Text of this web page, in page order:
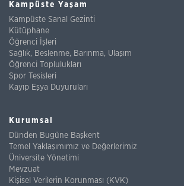
Kampüste Yaşam
Kampüste Sanal Gezinti
Kütüphane
Öğrenci İşleri
Sağlık, Beslenme, Barınma, Ulaşım
Öğrenci Toplulukları
Spor Tesisleri
Kayıp Eşya Duyuruları
Kurumsal
Dünden Bugüne Başkent
Temel Yaklaşımımız ve Değerlerimiz
Üniversite Yönetimi
Mevzuat
Kişisel Verilerin Korunması (KVK)